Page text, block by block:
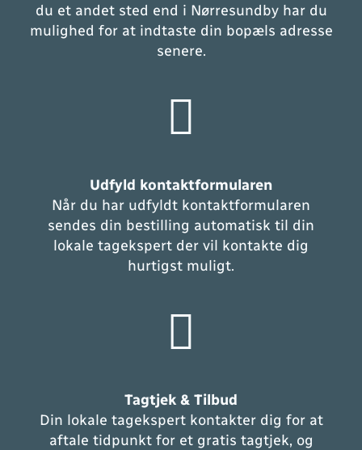
du et andet sted end i Nørresundby har du
mulighed for at indtaste din bopæls adresse
senere.
Udfyld kontaktformularen
Når du har udfyldt kontaktformularen
sendes din bestilling automatisk til din
lokale tagekspert der vil kontakte dig
hurtigst muligt.
Tagtjek & Tilbud
Din lokale tagekspert kontakter dig for at
aftale tidpunkt for et gratis tagtjek, og